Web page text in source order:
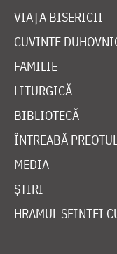
VIAȚA BISERICII
CUVINTE
FAMILIE
LITURGICĂ
BIBLIOTECĂ
ÎNTREABĂ
MEDIA
ȘTIRI
HRAMUL SFINTEI